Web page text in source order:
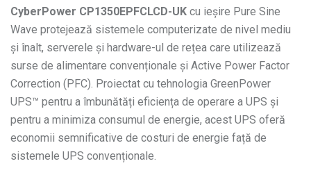
CyberPower CP1350EPFCLCD-UK cu ieșire Pure Sine
Wave protejează sistemele computerizate de nivel mediu
și înalt, serverele și hardware-ul de rețea care utilizează
surse de alimentare convenționale și Active Power Factor
Correction (PFC). Proiectat cu tehnologia GreenPower
UPS™ pentru a îmbunătăți eficiența de operare a UPS și
pentru a minimiza consumul de energie, acest UPS oferă
economii semnificative de costuri de energie față de
sistemele UPS convenționale.